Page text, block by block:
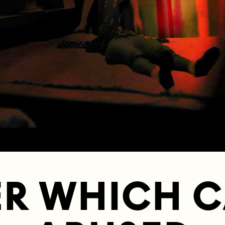
WHICH